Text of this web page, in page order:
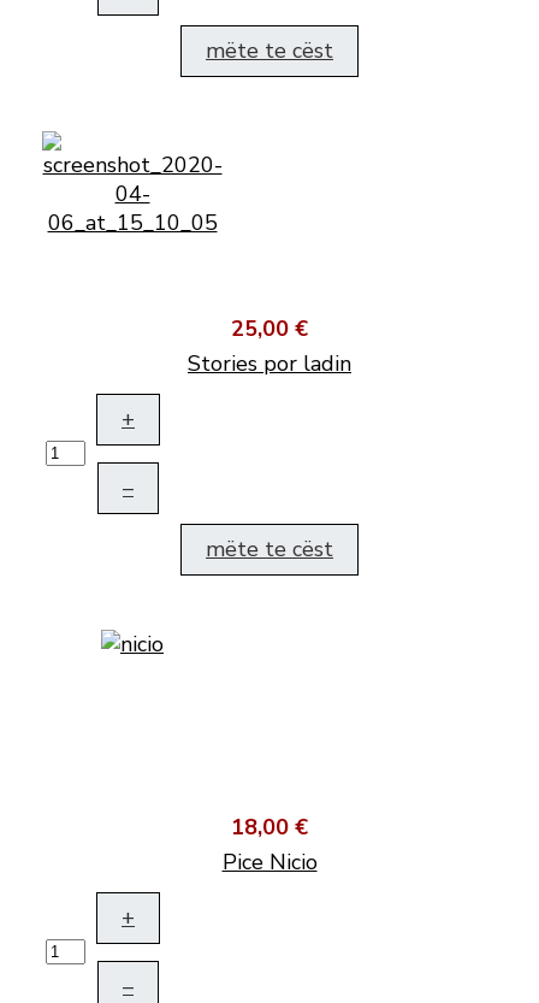
mëte te cëst
25,00 €
Stories por ladin
+
–
mëte te cëst
18,00 €
Pice Nicio
+
–